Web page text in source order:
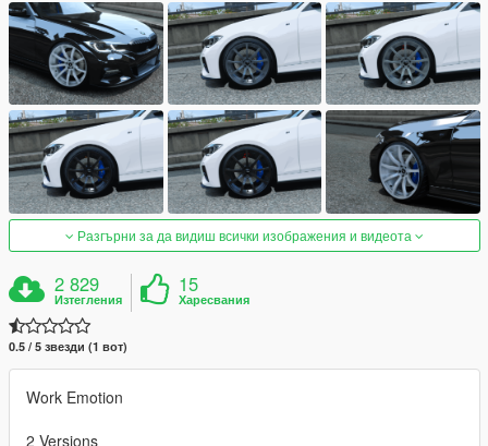
Разгърни за да видиш всички изображения и видеота
2 829
Изтегления
15
Харесвания
0.5 / 5 звезди (1 вот)
Work Emotion
2 Versions